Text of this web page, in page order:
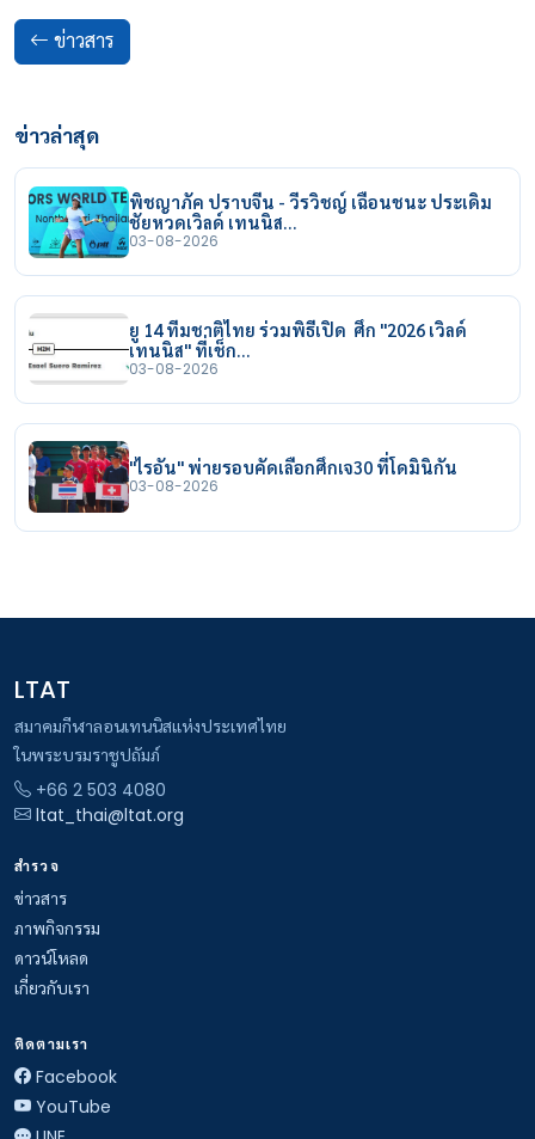
ข่าวสาร
ข่าวล่าสุด
พิชญาภัค ปราบจีน - วีรวิชญ์ เฉือนชนะ ประเดิม
ชัยหวดเวิลด์ เทนนิส…
03-08-2026
ยู 14 ทีมชาติไทย ร่วมพิธีเปิด ศึก "2026 เวิลด์
เทนนิส" ที่เช็ก…
03-08-2026
"ไรอัน" พ่ายรอบคัดเลือกศึกเจ30 ที่โดมินิกัน
03-08-2026
LTAT
สมาคมกีฬาลอนเทนนิสแห่งประเทศไทย
ในพระบรมราชูปถัมภ์
+66 2 503 4080
ltat_thai@ltat.org
สำรวจ
ข่าวสาร
ภาพกิจกรรม
ดาวน์โหลด
เกี่ยวกับเรา
ติดตามเรา
Facebook
YouTube